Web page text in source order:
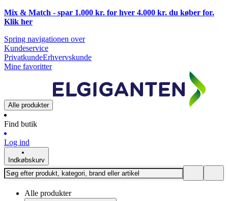
Mix & Match - spar 1.000 kr. for hver 4.000 kr. du køber for.
Klik her
Spring navigationen over
Kundeservice
PrivatkundeErhvervskunde
Mine favoritter
Alle produkter
Find butik
Log ind
Indkøbskurv
Alle produkter